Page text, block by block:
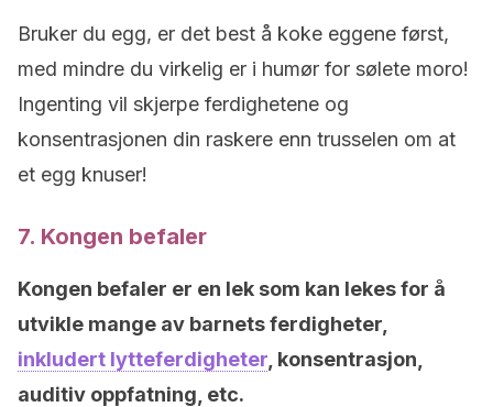
Bruker du egg, er det best å koke eggene først,
med mindre du virkelig er i humør for sølete moro!
Ingenting vil skjerpe ferdighetene og
konsentrasjonen din raskere enn trusselen om at
et egg knuser!
7. Kongen befaler
Kongen befaler er en lek som kan lekes for å
utvikle mange av barnets ferdigheter,
inkludert lytteferdigheter , konsentrasjon,
auditiv oppfatning, etc.